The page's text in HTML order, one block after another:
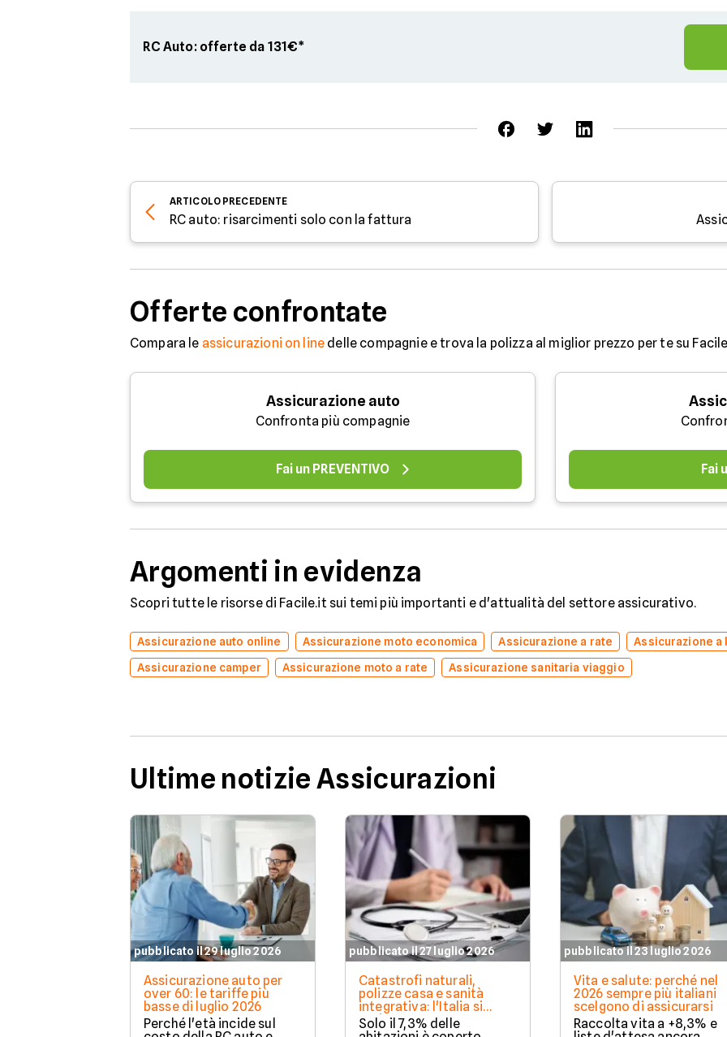
RC Auto: offerte da 131€*
ARTICOLO PRECEDENTE
RC auto: risarcimenti solo con la fattura
Offerte confrontate
Compara le assicurazioni on line delle compagnie e trova la polizza al miglior prezzo per te su
Assicurazione auto
Confronta più compagnie
Fai un PREVENTIVO Fai
Argomenti in evidenza
Scopri tutte le risorse di Facile.it sui temi più importanti e d'attualità del settore assicurativo.
Assicurazione auto online Assicurazione moto economica Assicurazione a rate Assicurazione a
Assicurazione camper
Assicurazione moto a rate Assicurazione sanitaria viaggio
Ultime notizie Assicurazioni
pubblicato il 29 luglio 2026
Assicurazione auto per
over 60: le tariffe più
basse di luglio 2026
Perché l'età incide sul
pubblicato il 27 luglio 2026
Catastrofi naturali,
polizze casa e sanità
integrativa: l'Italia si
assicura ancora troppo
poco. I dati 2025
Solo il 7,3% delle
pubblicato il 23 luglio 2026
Vita e salute: perché nel
2026 sempre più italiani
scelgono di assicurarsi
Raccolta vita a +8,3% e